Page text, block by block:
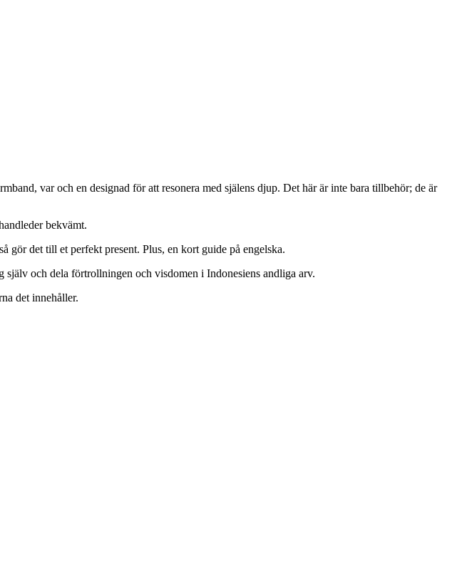
var och en designad för att resonera med själens djup. Det här är inte bara tillbehör; de är
bekvämt.
gör det till et perfekt present. Plus, en kort guide på engelska.
och dela förtrollningen och visdomen i Indonesiens andliga arv.
det innehåller.